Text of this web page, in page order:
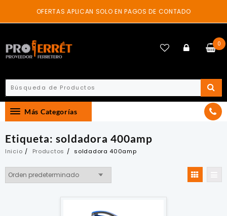
content
OFERTAS APLICAN SOLO EN PAGOS DE CONTADO
0
Más Categorías
Etiqueta: soldadora 400amp
Inicio Productos soldadora 400amp